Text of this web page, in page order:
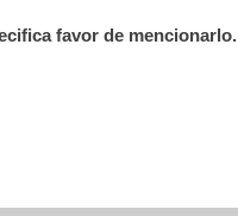
favor de mencionarlo.